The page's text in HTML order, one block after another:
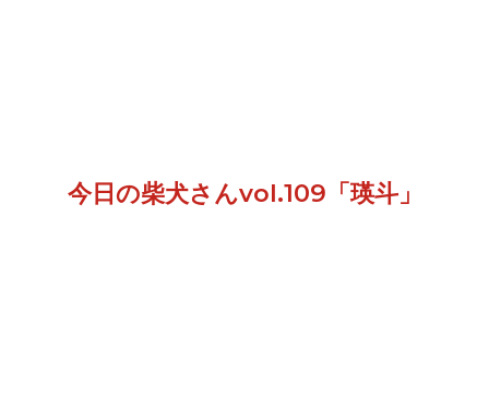
今日の柴犬さんvol.109「瑛斗」